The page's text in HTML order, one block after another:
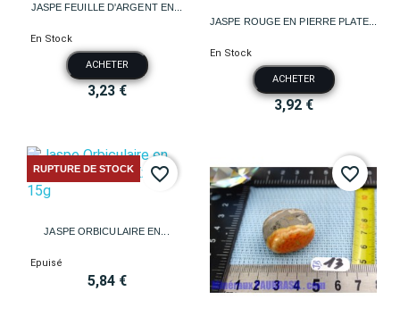
JASPE FEUILLE D'ARGENT EN...
En Stock
ACHETER
3,23 €
JASPE ROUGE EN PIERRE PLATE...
En Stock
ACHETER
3,92 €
JASPE ORBICULAIRE EN...
Epuisé
5,84 €
RUPTURE DE STOCK favorite_border favorite_border